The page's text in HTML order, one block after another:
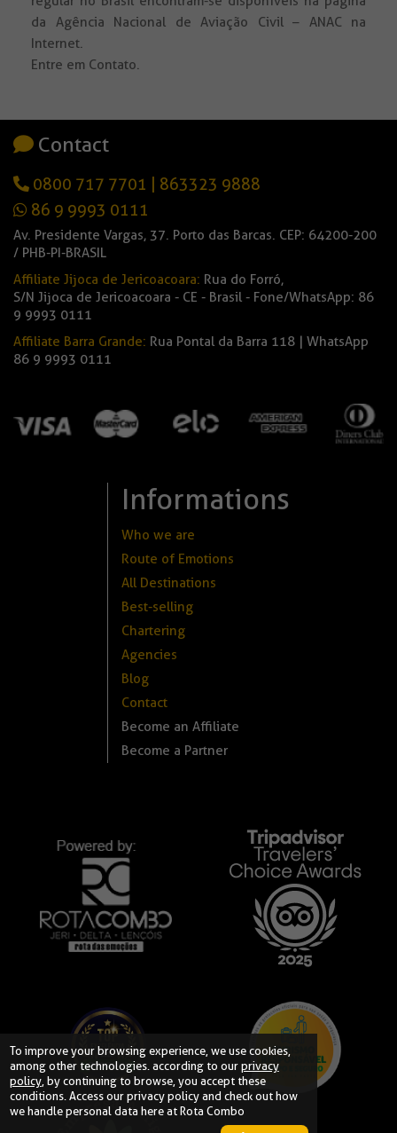
da Agência Nacional de Aviação Civil – ANAC na
Internet.
Entre em Contato.
Contact
0800 717 7701
863323 9888
86 9 9993 0111
Av. Presidente Vargas, 37. Porto das Barcas. CEP: 64200-200
/ PHB-PI-BRASIL
Affiliate Jijoca de Jericoacoara: Rua do Forró,
S/N Jijoca de Jericoacoara - CE - Brasil - Fone/WhatsApp: 86
9 9993 0111
Affiliate Barra Grande: Rua Pontal da Barra 118 | WhatsApp
86 9 9993 0111
Informations
Who we are
Route of Emotions
All Destinations
Best-selling
Chartering
Agencies
Blog
Contact
Become an Affiliate
Become a Partner
To improve your browsing experience, we use cookies,
among other technologies. according to ourprivacy
policy, by continuing to browse, you accept these
conditions. Access ourprivacy policyand check out how
we handle personal data here at Rota Combo